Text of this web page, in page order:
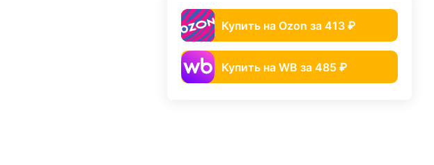
Купить на Ozon за 413 ₽
Купить на WB за 485 ₽